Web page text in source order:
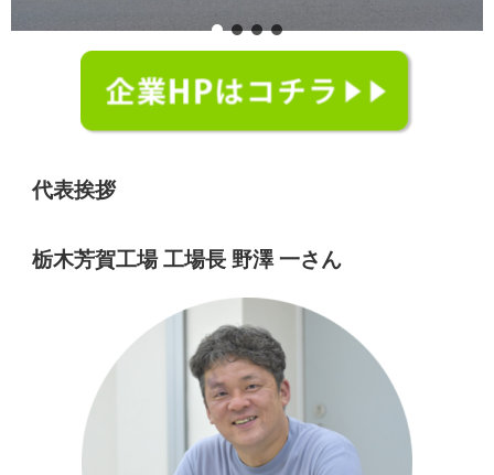
代表挨拶
栃木芳賀工場 工場長 野澤 一さん